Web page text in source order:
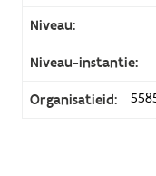
Niveau:
Niveau-instantie:
Organisatieid: